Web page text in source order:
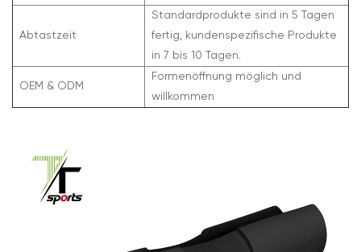
Abtastzeit
Standardprodukte sind in 5 Tagen
fertig, kundenspezifische Produkte
in 7 bis 10 Tagen.
OEM & ODM
Formenöffnung möglich und
willkommen